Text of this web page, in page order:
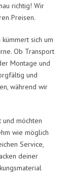
richtig! Wir
Preisen.
sich um
Ob Transport
Montage und
und
während wir
möchten
wie möglich
Service,
deiner